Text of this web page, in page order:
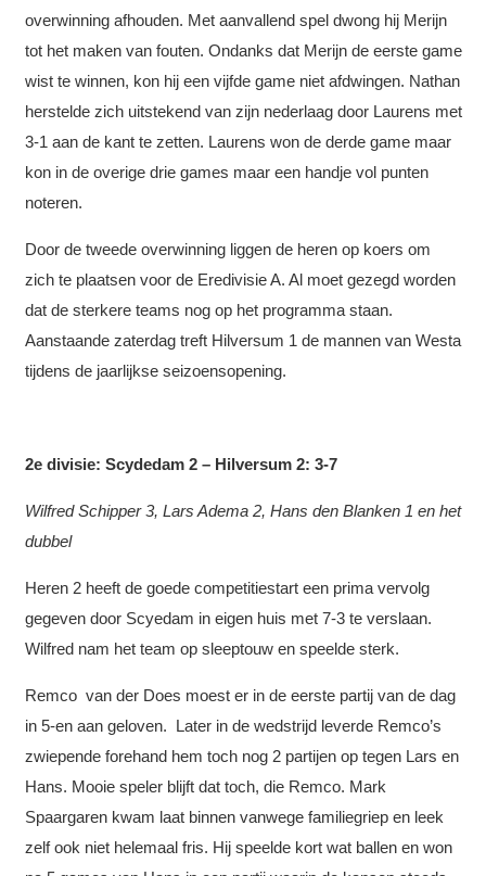
overwinning afhouden. Met aanvallend spel dwong hij Merijn
tot het maken van fouten. Ondanks dat Merijn de eerste game
wist te winnen, kon hij een vijfde game niet afdwingen. Nathan
herstelde zich uitstekend van zijn nederlaag door Laurens met
3-1 aan de kant te zetten. Laurens won de derde game maar
kon in de overige drie games maar een handje vol punten
noteren.
Door de tweede overwinning liggen de heren op koers om
zich te plaatsen voor de Eredivisie A. Al moet gezegd worden
dat de sterkere teams nog op het programma staan.
Aanstaande zaterdag treft Hilversum 1 de mannen van Westa
tijdens de jaarlijkse seizoensopening.
2e divisie: Scydedam 2 – Hilversum 2: 3-7
Wilfred Schipper 3, Lars Adema 2, Hans den Blanken 1 en het
dubbel
Heren 2 heeft de goede competitiestart een prima vervolg
gegeven door Scyedam in eigen huis met 7-3 te verslaan.
Wilfred nam het team op sleeptouw en speelde sterk.
Remco van der Does moest er in de eerste partij van de dag
in 5-en aan geloven. Later in de wedstrijd leverde Remco’s
zwiepende forehand hem toch nog 2 partijen op tegen Lars en
Hans. Mooie speler blijft dat toch, die Remco. Mark
Spaargaren kwam laat binnen vanwege familiegriep en leek
zelf ook niet helemaal fris. Hij speelde kort wat ballen en won